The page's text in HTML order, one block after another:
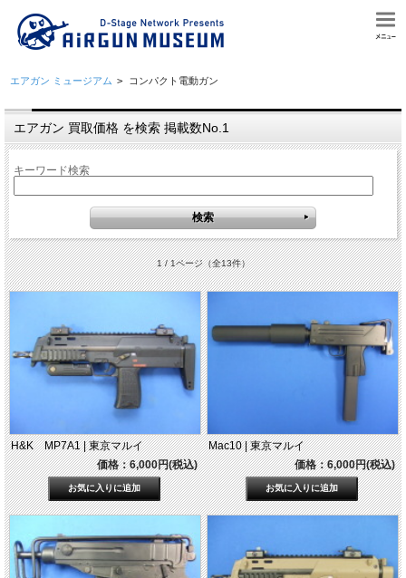
エアガン ミュージアム > コンパクト電動ガン
エアガン 買取価格 を検索 掲載数No.1
キーワード検索
1 / 1ページ（全13件）
H&K MP7A1 | 東京マルイ
価格：6,000円(税込)
Mac10 | 東京マルイ
価格：6,000円(税込)